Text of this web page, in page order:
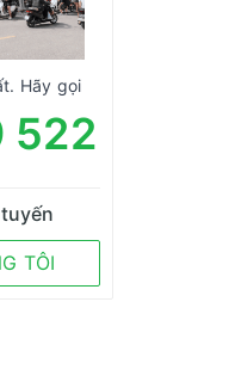
Hãy gọi
522
TÔI